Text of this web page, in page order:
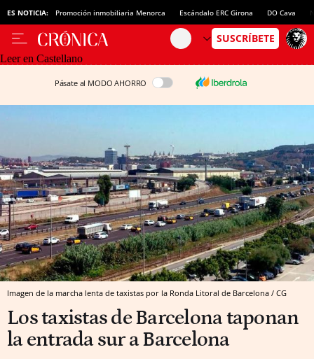
ES NOTICIA: Promoción inmobiliaria Menorca Escándalo ERC Girona DO Cava
Leer en Castellano
Pásate al MODO AHORRO
Imagen de la marcha lenta de taxistas por la Ronda Litoral de Barcelona / CG
Los taxistas de Barcelona taponan
la entrada sur a Barcelona